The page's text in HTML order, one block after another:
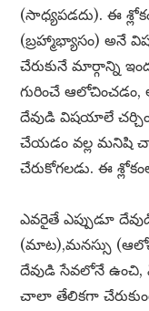
(సాధ్యపడదు). ఈ
(బ్రహ్మాభ్యాసం) అనే
చేరుకునే మార్గాన్ని
గురించే
దేవుడి విషయాలే
చేయడం వల్ల మనిషి
చేరుకోగలడు. ఈ
ఎవరైతే ఎప్పుడూ
(మాట),మనస్సు
దేవుడి సేవలోనే
చాలా తేలికగా